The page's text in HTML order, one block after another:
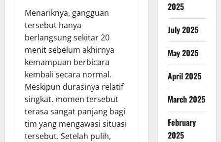
Menariknya, gangguan
tersebut hanya
berlangsung sekitar 20
menit sebelum akhirnya
kemampuan berbicara
kembali secara normal.
Meskipun durasinya relatif
singkat, momen tersebut
terasa sangat panjang bagi
tim yang mengawasi situasi
tersebut. Setelah pulih,
2025
July 2025
May 2025
April 2025
March 2025
February
2025